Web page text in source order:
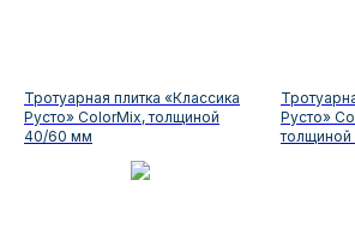
Тротуарная плитка «Классика
Русто» ColorMix, толщиной
40/60 мм
Русто»